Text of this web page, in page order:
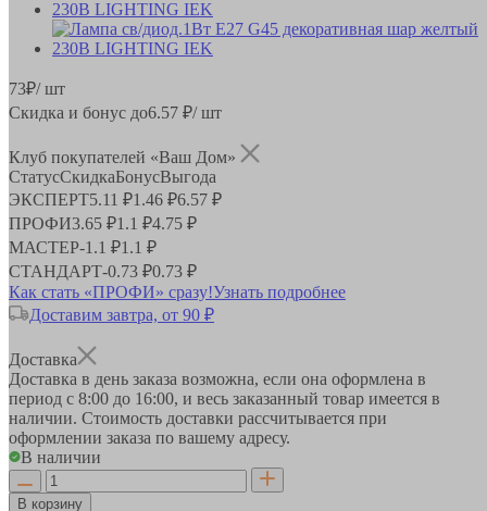
73₽/ шт
Скидка и бонус до6.57 ₽/ шт
Клуб покупателей «Ваш Дом»
СтатусСкидкаБонусВыгода
ЭКСПЕРТ5.11 ₽1.46 ₽6.57 ₽
ПРОФИ3.65 ₽1.1 ₽4.75 ₽
МАСТЕР-1.1 ₽1.1 ₽
СТАНДАРТ-0.73 ₽0.73 ₽
Как стать «ПРОФИ» сразу!Узнать подробнее
Доставим завтра, от 90 ₽
Доставка
Доставка в день заказа возможна, если она оформлена в
период с 8:00 до 16:00, и весь заказанный товар имеется в
наличии. Стоимость доставки рассчитывается при
оформлении заказа по вашему адресу.
В наличии
В корзину